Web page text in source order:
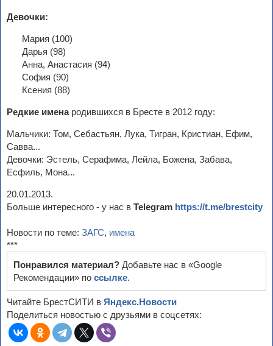
Девочки:
Мария (100)
Дарья (98)
Анна, Анастасия (94)
София (90)
Ксения (88)
Редкие именародившихся в Бресте в 2012 году:
Мальчики: Том, Себастьян, Лука, Тигран, Кристиан, Ефим,
Савва...
Девочки: Эстель, Серафима, Лейла, Божена, Забава,
Есфиль, Мона...
20.01.2013.
Больше интересного - у нас в Telegram https://t.me/brestcity
Новости по теме: ЗАГС, имена
***
Понравился материал? Добавьте нас в «Google
Рекомендации» по ссылке.
Читайте БрестСИТИ в Яндекс.Новости
Поделиться новостью с друзьями в соцсетях: